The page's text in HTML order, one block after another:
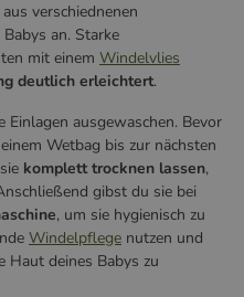
verschiednenen
an. Starke
mit einem Windelvlies
deutlich erleichtert.
ausgewaschen. Bevor
Wetbag bis zur nächsten
komplett trocknen lassen,
gibst du sie bei
, um sie hygienisch zu
Windelpflege nutzen und
Haut deines Babys zu